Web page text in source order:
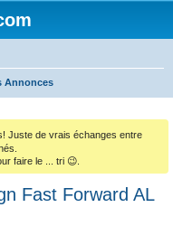
Annonces
Juste de vrais échanges entre
faire le ... tri 😉.
Fast Forward AL